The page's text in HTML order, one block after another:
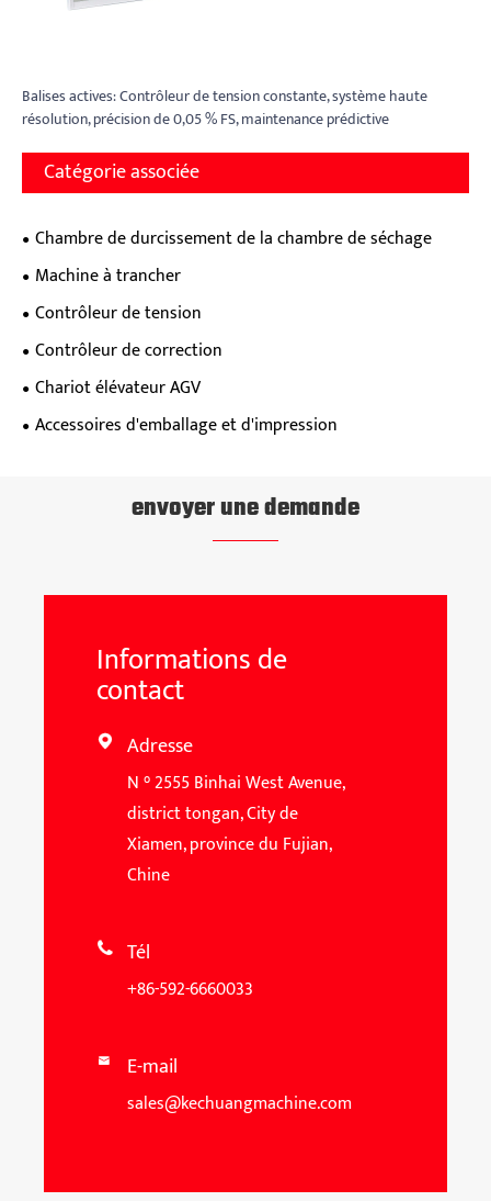
Balises actives: Contrôleur de tension constante, système haute
résolution, précision de 0,05 % FS, maintenance prédictive
Catégorie associée
Chambre de durcissement de la chambre de séchage
Machine à trancher
Contrôleur de tension
Contrôleur de correction
Chariot élévateur AGV
Accessoires d'emballage et d'impression
envoyer une demande
Informations de
contact
 Adresse
N ° 2555 Binhai West Avenue,
district tongan, City de
Xiamen, province du Fujian,
Chine
 Tél
+86-592-6660033
 E-mail
sales@kechuangmachine.com